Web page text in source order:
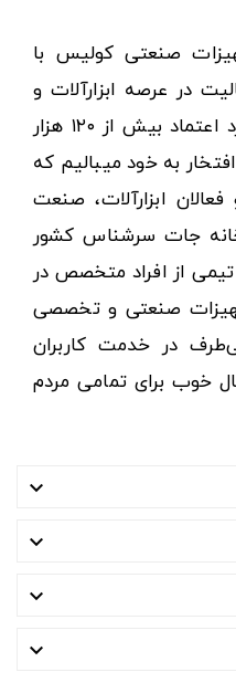
صنعتی کولیس با
به ۱۰ سال فعالیت در عرصه ابزارآلات و
کالاهای صنعتی توانسته مورد اعتماد بیش از ۱۲۰ هزار
افتخار به خود میبالیم که
ابزارآلات، صنعت
جات سرشناس کشور
از افراد متخصص در
صنعتی و تخصصی
در خدمت کاربران
خوب برای تمامی مردم



